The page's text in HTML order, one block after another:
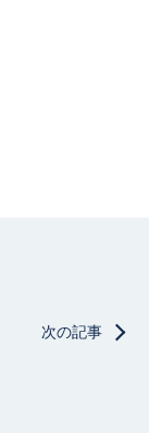
次の記事